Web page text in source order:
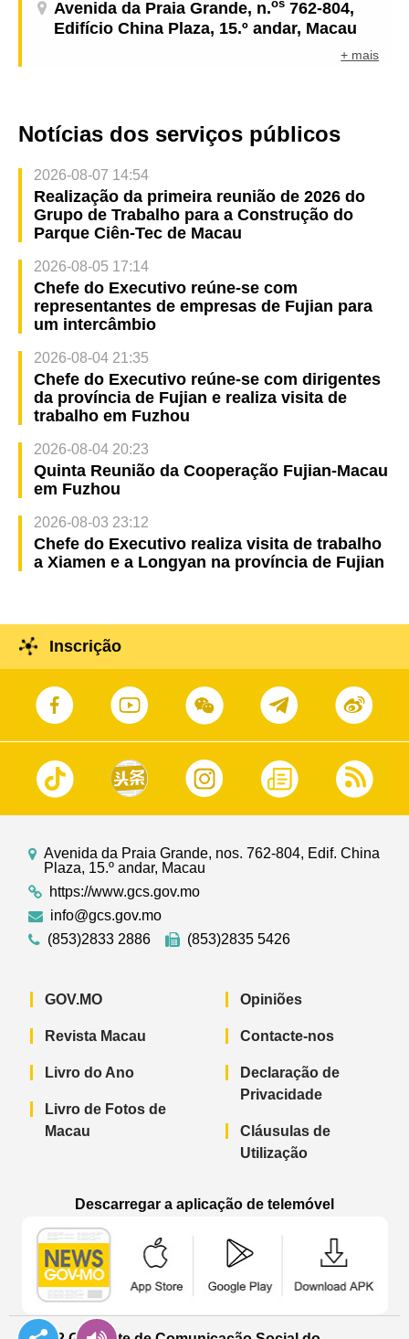
Avenida da Praia Grande, n.os 762-804,
Edifício China Plaza, 15.º andar, Macau
+ mais
Notícias dos serviços públicos
2026-08-07 14:54
Realização da primeira reunião de 2026 do
Grupo de Trabalho para a Construção do
Parque Ciên-Tec de Macau
2026-08-05 17:14
Chefe do Executivo reúne-se com
representantes de empresas de Fujian para
um intercâmbio
2026-08-04 21:35
Chefe do Executivo reúne-se com dirigentes
da província de Fujian e realiza visita de
trabalho em Fuzhou
2026-08-04 20:23
Quinta Reunião da Cooperação Fujian-Macau
em Fuzhou
2026-08-03 23:12
Chefe do Executivo realiza visita de trabalho
a Xiamen e a Longyan na província de Fujian
Inscrição
Avenida da Praia Grande, nos. 762-804, Edif. China
Plaza, 15.º andar, Macau
https://www.gcs.gov.mo
info@gcs.gov.mo
(853)2833 2886
(853)2835 5426
GOV.MO
Revista Macau
Livro do Ano
Livro de Fotos de
Macau
Opiniões
Contacte-nos
Declaração de
Privacidade
Cláusulas de
Utilização
Descarregar a aplicação de telemóvel